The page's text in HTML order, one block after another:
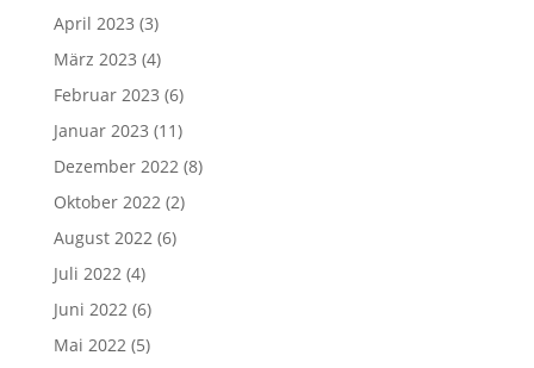
April 2023 (3)
März 2023 (4)
Februar 2023 (6)
Januar 2023 (11)
Dezember 2022(8)
Oktober 2022(2)
August 2022(6)
Juli 2022(4)
Juni 2022(6)
Mai 2022(5)